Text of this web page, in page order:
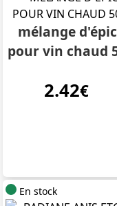
mélange
pour vin chaud
2.42€
En stock